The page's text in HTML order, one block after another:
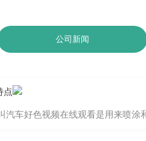
公司新闻
点
车好色视频在线观看是用来喷涂和